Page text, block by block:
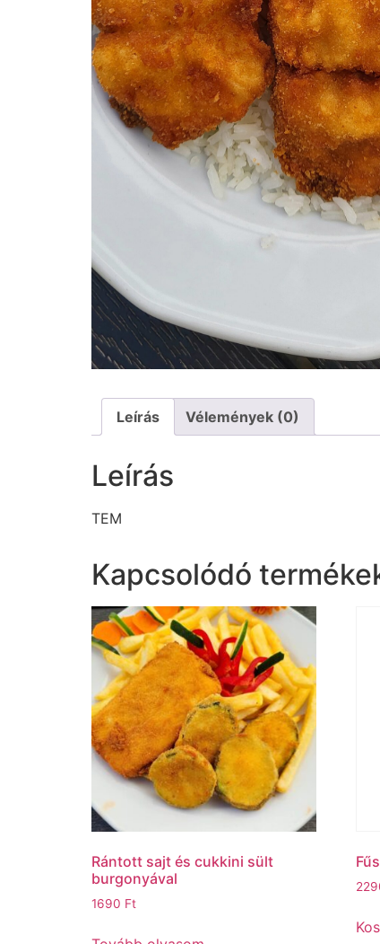
Leírás Vélemények (0)
Leírás
TEM
Kapcsolódó
Rántott sajt és cukkini sült
burgonyával
1690 Ft